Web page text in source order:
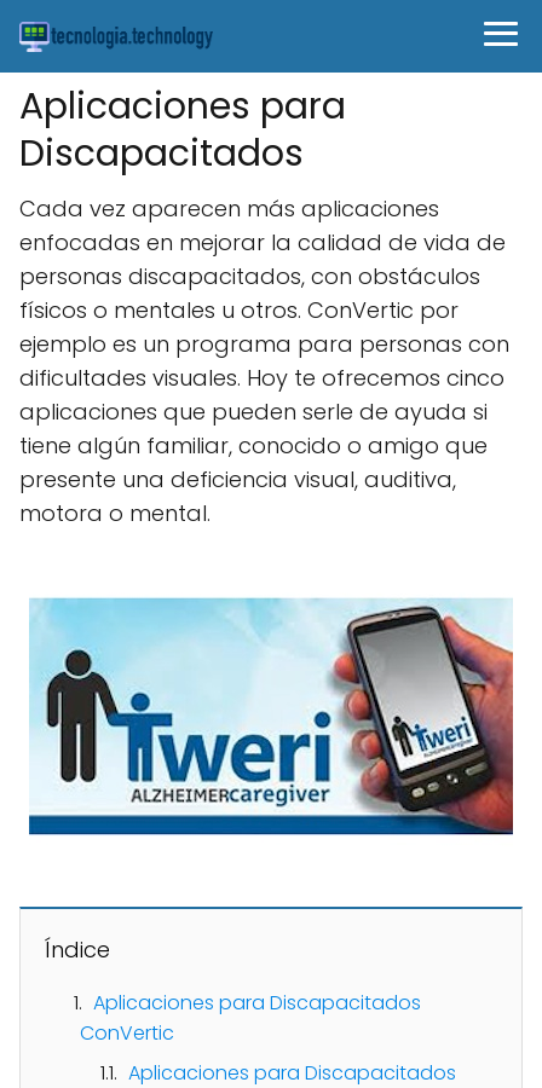
Aplicaciones para
Discapacitados
Cada vez aparecen más aplicaciones
enfocadas en mejorar la calidad de vida de
personas discapacitados, con obstáculos
físicos o mentales u otros. ConVertic por
ejemplo es un programa para personas con
dificultades visuales. Hoy te ofrecemos cinco
aplicaciones que pueden serle de ayuda si
tiene algún familiar, conocido o amigo que
presente una deficiencia visual, auditiva,
motora o mental.
Índice
Aplicaciones para Discapacitados
ConVertic
Aplicaciones para Discapacitados